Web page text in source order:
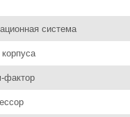
система
фактор